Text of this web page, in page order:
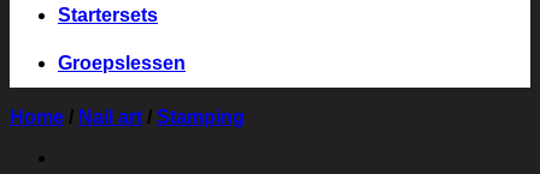
Startersets
Groepslessen
Home / Nail art / Stamping